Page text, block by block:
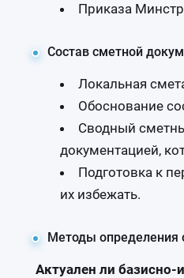
Приказа
Состав сметной
Локальная
Обоснование
Сводный
документацией,
Подготовка к
их избежать.
Методы определения
Актуален ли